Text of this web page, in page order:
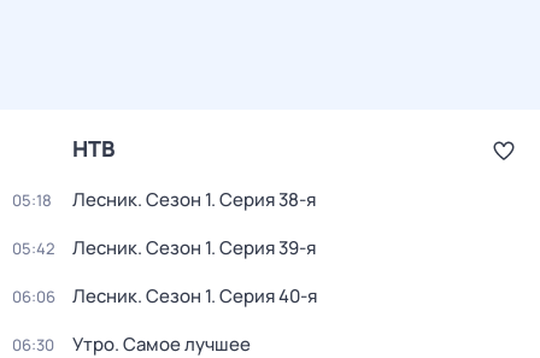
НТВ
05:18 Лесник. Сезон 1. Серия 38-я
05:42 Лесник. Сезон 1. Серия 39-я
06:06 Лесник. Сезон 1. Серия 40-я
06:30 Утро. Самое лучшее